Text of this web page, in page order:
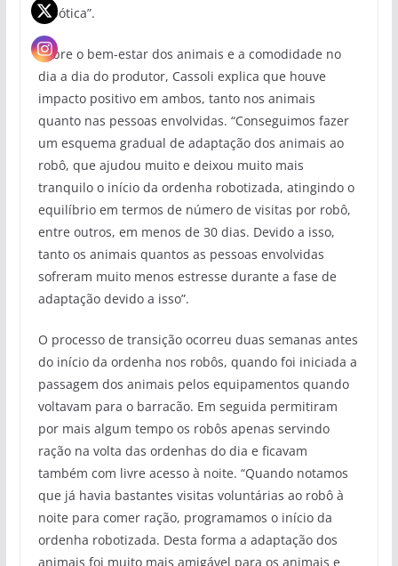
robótica”.
Sobre o bem-estar dos animais e a comodidade no
dia a dia do produtor, Cassoli explica que houve
impacto positivo em ambos, tanto nos animais
quanto nas pessoas envolvidas. “Conseguimos fazer
um esquema gradual de adaptação dos animais ao
robô, que ajudou muito e deixou muito mais
tranquilo o início da ordenha robotizada, atingindo o
equilíbrio em termos de número de visitas por robô,
entre outros, em menos de 30 dias. Devido a isso,
tanto os animais quantos as pessoas envolvidas
sofreram muito menos estresse durante a fase de
adaptação devido a isso”.
O processo de transição ocorreu duas semanas antes
do início da ordenha nos robôs, quando foi iniciada a
passagem dos animais pelos equipamentos quando
voltavam para o barracão. Em seguida permitiram
por mais algum tempo os robôs apenas servindo
ração na volta das ordenhas do dia e ficavam
também com livre acesso à noite. “Quando notamos
que já havia bastantes visitas voluntárias ao robô à
noite para comer ração, programamos o início da
ordenha robotizada. Desta forma a adaptação dos
animais foi muito mais amigável para os animais e